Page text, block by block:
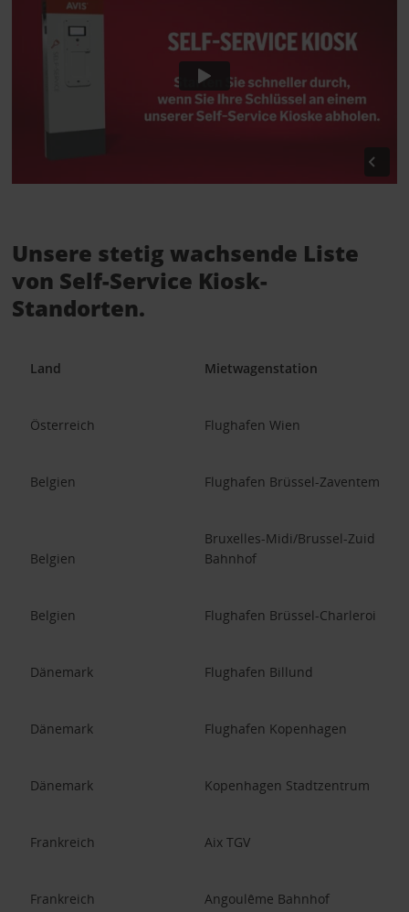
Unsere stetig wachsende Liste
von Self-Service Kiosk-
Standorten.
Land Mietwagenstation
Österreich Flughafen Wien
Belgien Flughafen Brüssel-Zaventem
Belgien
Bruxelles-Midi/Brussel-Zuid
Bahnhof
Belgien Flughafen Brüssel-Charleroi
Dänemark Flughafen Billund
Dänemark Flughafen Kopenhagen
Dänemark Kopenhagen Stadtzentrum
Frankreich Aix TGV
Frankreich Angoulême Bahnhof